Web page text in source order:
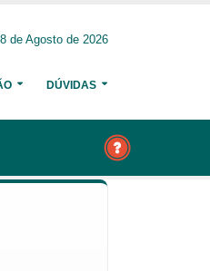
de Agosto de 2026
DÚVIDAS